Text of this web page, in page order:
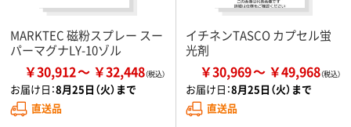
MARKTEC 磁粉スプレー スー
パーマグナLY-10ゾル
￥30,912 ￥32,448
お届け日：8月25日（火）まで
直送品
イチネンTASCO カプセル蛍
光剤
￥30,969 ￥49,968
お届け日：8月25日（火）まで
直送品